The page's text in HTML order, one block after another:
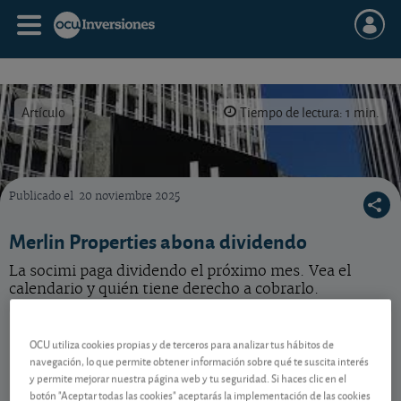
Artículo Tiempo de lectura: 1 min.
Publicado el 20 noviembre 2025
Merlin Properties abona dividendo
La socimi paga dividendo el próximo mes. Vea el
calendario y quién tiene derecho a cobrarlo.
ES0105025003
07/08/2026 Madrid
-0,03 EUR (-0,20 %)
OCU utiliza cookies propias y de terceros para analizar tus hábitos de
navegación, lo que permite obtener información sobre qué te suscita interés
y permite mejorar nuestra página web y tu seguridad. Si haces clic en el
botón "Aceptar todas las cookies" aceptarás la implementación de las cookies